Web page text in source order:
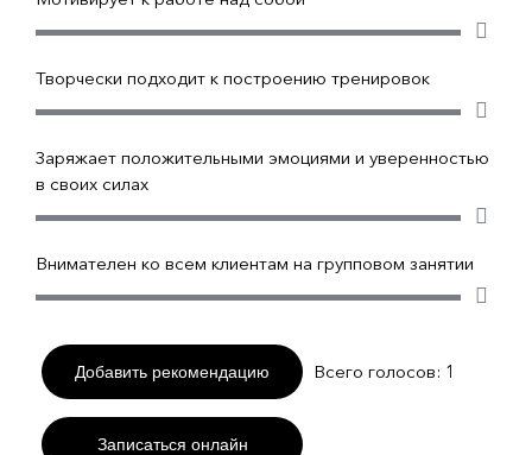
Творчески подходит к построению тренировок
Заряжает положительными эмоциями и уверенностью
в своих силах
Внимателен ко всем клиентам на групповом занятии
Добавить рекомендацию Всего голосов: 1
Записаться онлайн